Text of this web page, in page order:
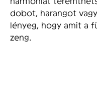
dobot, harangot
lényeg, hogy amit a
zeng.